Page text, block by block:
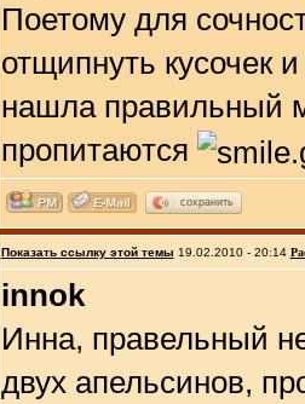
Поетому для
отщипнуть кусочек
нашла правильный
пропитаются
сохранить
Показать ссылку этой темы 19.02.2010 - 20:14
innok
Инна, правельный
двух апельсинов,